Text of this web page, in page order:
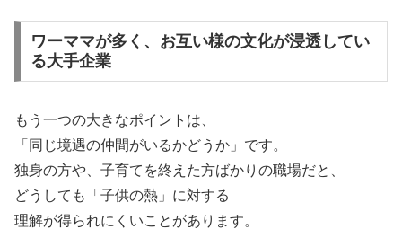
ワーママが多く、お互い様の文化が浸透してい
る大手企業
もう一つの大きなポイントは、
「同じ境遇の仲間がいるかどうか」です。
独身の方や、子育てを終えた方ばかりの職場だと、
どうしても「子供の熱」に対する
理解が得られにくいことがあります。